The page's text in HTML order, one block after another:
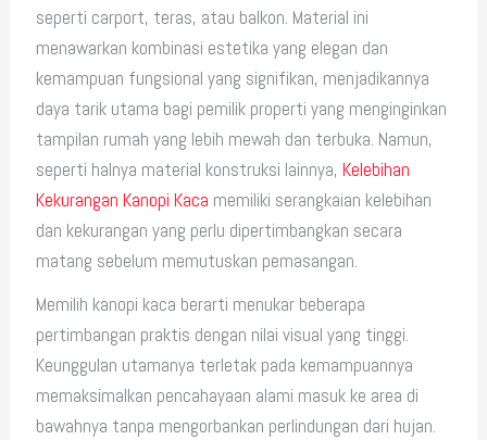
seperti carport, teras, atau balkon. Material ini
menawarkan kombinasi estetika yang elegan dan
kemampuan fungsional yang signifikan, menjadikannya
daya tarik utama bagi pemilik properti yang menginginkan
tampilan rumah yang lebih mewah dan terbuka. Namun,
seperti halnya material konstruksi lainnya,Kelebihan
Kekurangan Kanopi Kaca memiliki serangkaian kelebihan
dan kekurangan yang perlu dipertimbangkan secara
matang sebelum memutuskan pemasangan.
Memilih kanopi kaca berarti menukar beberapa
pertimbangan praktis dengan nilai visual yang tinggi.
Keunggulan utamanya terletak pada kemampuannya
memaksimalkan pencahayaan alami masuk ke area di
bawahnya tanpa mengorbankan perlindungan dari hujan.